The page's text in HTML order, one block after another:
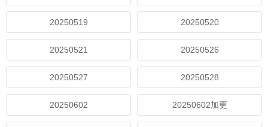
20250519 20250520
20250521 20250526
20250527 20250528
20250602 20250602加更